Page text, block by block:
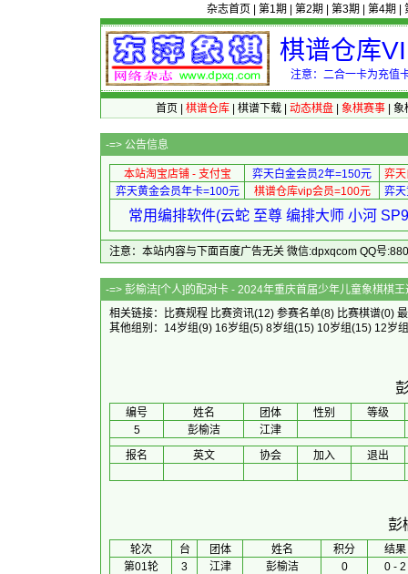
杂志首页 第1期 第2期 第3期 第4期
棋谱仓库
注意：二合一卡为充值
首页 棋谱仓库| 棋谱下载| 动态棋盘| 象棋赛事| 象
-=> 公告信息
本站淘宝店铺 - 支付宝 弈天白金会员2年=150元
弈
弈天黄金会员年卡=100元
棋谱仓库vip会员=100元 弈
常用编排软件(云蛇 至尊 编排大师 小河
注意：本站内容与下面百度广告无关 微信:dpxqcom QQ号
-=> 彭榆洁[个人]的配对卡 - 2024年重庆首
相关链接：
比赛规程 比赛资讯(12) 参赛名单(8) 比赛棋谱(0)
其他组别： 14岁组(9) 16岁组(5) 8岁组(15) 10岁组(15) 12岁组
编号 姓名 团体 性别
等级
5
彭榆洁
江津
报名
英文 协会 加入 退出
彭
轮次 台 团体 姓名 积分
结果
第01轮
3 江津 彭榆洁 0
0 - 2